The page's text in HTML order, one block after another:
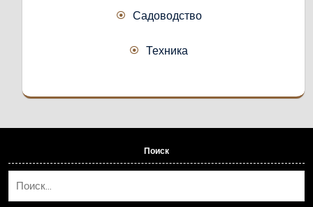
Садоводство
Техника
Поиск